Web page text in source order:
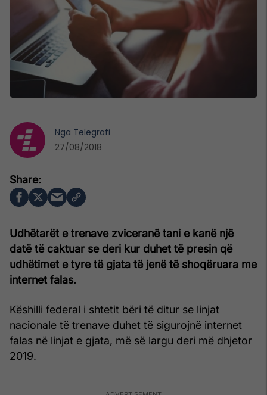
Udhëtarët e trenave zviceranë tani e kanë një
datë të caktuar se deri kur duhet të presin që
udhëtimet e tyre të gjata të jenë të shoqëruara me
internet falas.
Këshilli federal i shtetit bëri të ditur se linjat
nacionale të trenave duhet të sigurojnë internet
falas në linjat e gjata, më së largu deri më dhjetor
2019.
Nga Telegrafi
27/08/2018